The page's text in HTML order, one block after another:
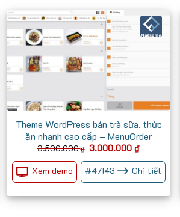
Theme WordPress bán trà sữa, thức
ăn nhanh cao cấp – MenuOrder
3.500.000₫ Giá
là:
3.500.000 ₫.
3.000.000₫Giá
tại
là:
Xem demo #47143 Chi tiết